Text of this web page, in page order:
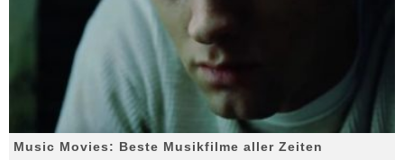
Music Movies: Beste Musikfilme aller Zeiten